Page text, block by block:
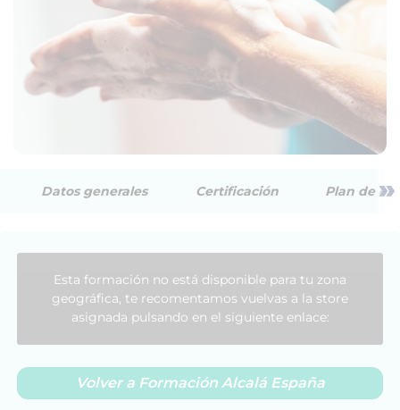
Datos generales Certificación Plan de »
Esta formación no está disponible para tu zona
geográfica, te recomentamos vuelvas a la store
asignada pulsando en el siguiente enlace:
Volver a Formación Alcalá España